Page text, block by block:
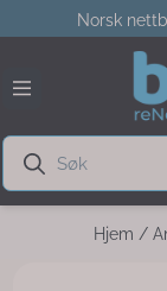
Hopp til innhold
Norsk
Hjem /